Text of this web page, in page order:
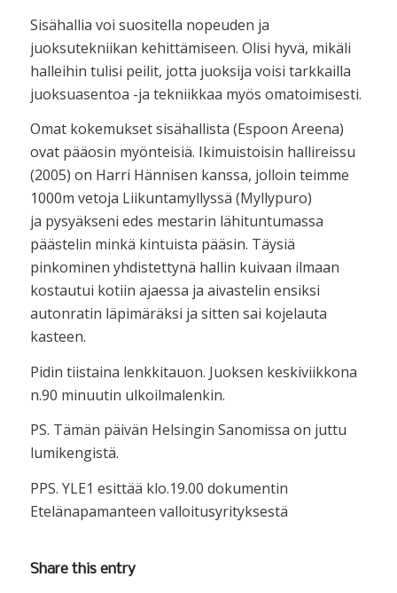
Sisähallia voi suositella nopeuden ja
juoksutekniikan kehittämiseen. Olisi hyvä, mikäli
halleihin tulisi peilit, jotta juoksija voisi tarkkailla
juoksuasentoa -ja tekniikkaa myös omatoimisesti.
Omat kokemukset sisähallista (Espoon Areena)
ovat pääosin myönteisiä. Ikimuistoisin hallireissu
(2005) on Harri Hännisen kanssa, jolloin teimme
1000m vetoja Liikuntamyllyssä (Myllypuro)
ja pysyäkseni edes mestarin lähituntumassa
päästelin minkä kintuista pääsin. Täysiä
pinkominen yhdistettynä hallin kuivaan ilmaan
kostautui kotiin ajaessa ja aivastelin ensiksi
autonratin läpimäräksi ja sitten sai kojelauta
kasteen.
Pidin tiistaina lenkkitauon. Juoksen keskiviikkona
n.90 minuutin ulkoilmalenkin.
PS. Tämän päivän Helsingin Sanomissa on juttu
lumikengistä.
PPS. YLE1 esittää klo.19.00 dokumentin
Etelänapamanteen valloitusyrityksestä
Share this entry